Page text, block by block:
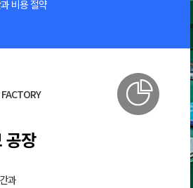
비용 절약
공장
과